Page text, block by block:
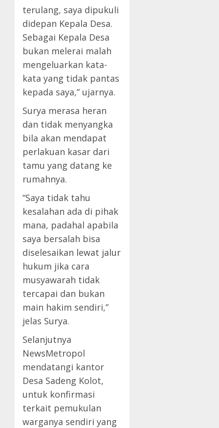
terulang, saya dipukuli
didepan Kepala Desa.
Sebagai Kepala Desa
bukan melerai malah
mengeluarkan kata-
kata yang tidak pantas
kepada saya,” ujarnya.
Surya merasa heran
dan tidak menyangka
bila akan mendapat
perlakuan kasar dari
tamu yang datang ke
rumahnya.
“Saya tidak tahu
kesalahan ada di pihak
mana, padahal apabila
saya bersalah bisa
diselesaikan lewat jalur
hukum jika cara
musyawarah tidak
tercapai dan bukan
main hakim sendiri,”
jelas Surya.
Selanjutnya
NewsMetropol
mendatangi kantor
Desa Sadeng Kolot,
untuk konfirmasi
terkait pemukulan
warganya sendiri yang